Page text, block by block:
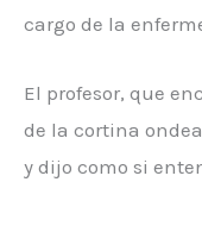
cargo de la
El profesor, que
de la cortina
y dijo como si